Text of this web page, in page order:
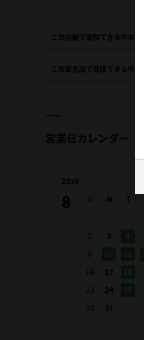
この店舗で商談できる中古車
この販売店で商談できる中古車
営業日カレンダー